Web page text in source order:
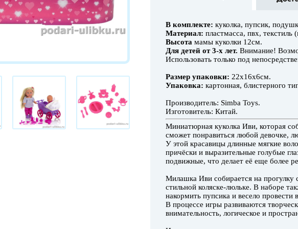
В комплекте: куколка, пупсик,
Материал: пластмасса, пвх, текстиль
Высота мамы куколки 12см.
Для детей от 3-х лет. Внимание!
Использовать только под
Размер упаковки: 22х16х6см.
Упаковка: картонная, блистерного
Производитель: Simba Toys.
Изготовитель: Китай.
Миниатюрная куколка Иви, которая
сможет понравиться любой девочке,
У этой красавицы длинные мягкие
причёски и выразительные голубые
подвижные, что делает её еще более
Милашка Иви собирается на
стильной коляске-люльке. В наборе
накормить пупсика и весело провести
В процессе игры развиваются
внимательность, логическое и